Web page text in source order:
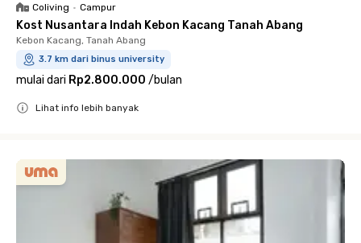
Coliving • Campur
Kost Nusantara Indah Kebon Kacang Tanah Abang
Kebon Kacang, Tanah Abang
3.7 km dari binus university
mulai dari Rp2.800.000 /bulan
Lihat info lebih banyak